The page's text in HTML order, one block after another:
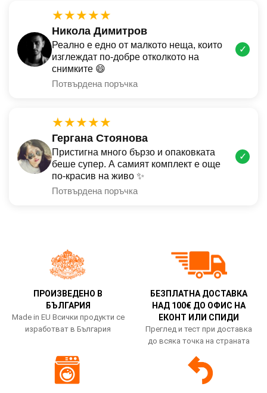
★★★★★
Никола Димитров
Реално е едно от малкото неща, които
изглеждат по-добре отколкото на
снимките 😄
Потвърдена поръчка
✓
★★★★★
Гергана Стоянова
Пристигна много бързо и опаковката
беше супер. А самият комплект е още
по-красив на живо ✨
Потвърдена поръчка
✓
ПРОИЗВЕДЕНО В
БЪЛГАРИЯ
Made in EU Всички продукти се
изработват в България
БЕЗПЛАТНА ДОСТАВКА
НАД 100€ ДО ОФИС НА
ЕКОНТ ИЛИ СПИДИ
Преглед и тест при доставка
до всяка точка на страната